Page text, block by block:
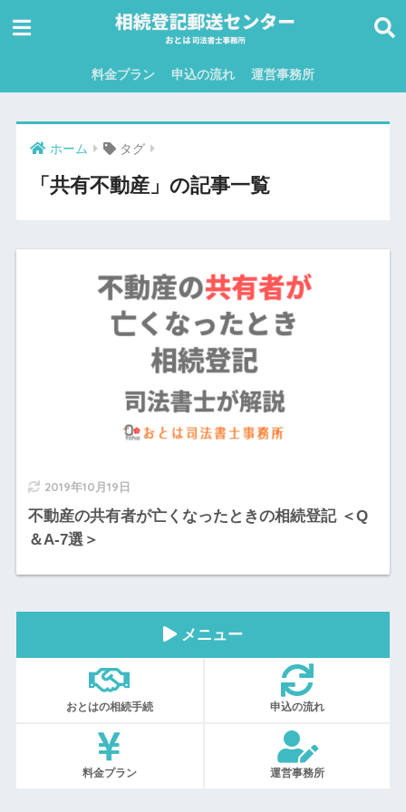
料金プラン 申込の流れ 運営事務所
ホーム タグ
「共有不動産」の記事一覧
2019年10月19日
不動産の共有者が亡くなったときの相続登記 ＜Q
＆A-7選＞
メニュー
おとはの相続手続 申込の流れ
料金プラン 運営事務所